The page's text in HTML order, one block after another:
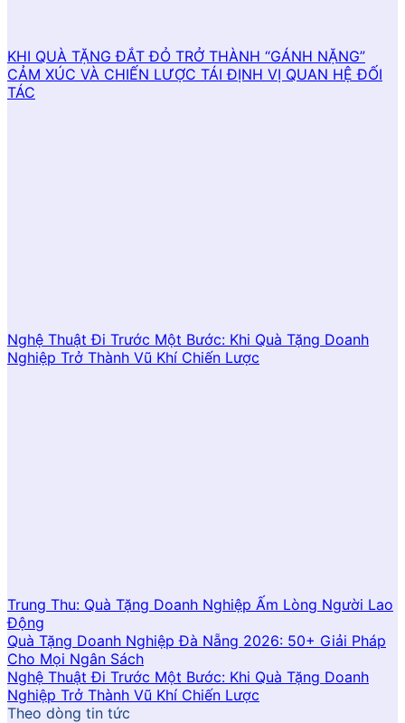
KHI QUÀ TẶNG ĐẮT ĐỎ TRỞ THÀNH “GÁNH NẶNG”
CẢM XÚC VÀ CHIẾN LƯỢC TÁI ĐỊNH VỊ QUAN HỆ ĐỐI
TÁC
Nghệ Thuật Đi Trước Một Bước: Khi Quà Tặng Doanh
Nghiệp Trở Thành Vũ Khí Chiến Lược
Trung Thu: Quà Tặng Doanh Nghiệp Ấm Lòng Người Lao
Động
Quà Tặng Doanh Nghiệp Đà Nẵng 2026: 50+ Giải Pháp
Cho Mọi Ngân Sách
Nghệ Thuật Đi Trước Một Bước: Khi Quà Tặng Doanh
Nghiệp Trở Thành Vũ Khí Chiến Lược
Theo dòng tin tức